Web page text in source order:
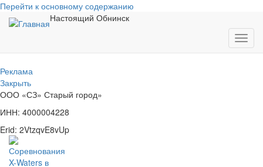
Перейти к основному содержанию
Настоящий Обнинск
Реклама
Закрыть
ООО «СЗ» Старый город»
ИНН: 4000004228
Erid: 2VtzqvE8vUp